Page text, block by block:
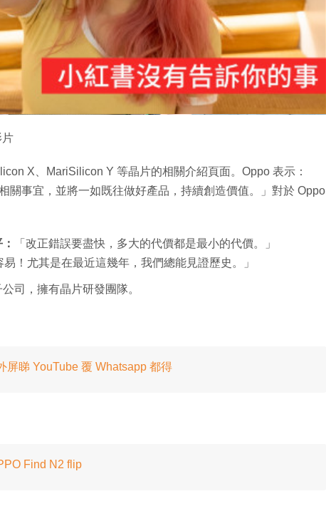
放
影
片
片
X、MariSilicon Y 等晶片的相關介紹頁面。Oppo 表示：
關事宜，並將一如既往做好產品，持續創造價值。」對於 Oppo
「改正錯誤要盡快，多大的代價都是最小的代價。」
易！尤其是在最近這幾年，我們總能見證歷史。」
司，擁有晶片研發團隊。
睇 YouTube 覆 Whatsapp 都得
Find N2 flip